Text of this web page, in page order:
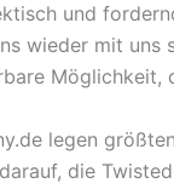
und
wieder mit
legen
die